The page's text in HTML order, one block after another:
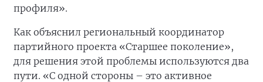
профиля».
Как объяснил региональный координатор
партийного проекта «Старшее поколение»,
для решения этой проблемы используются два
пути. «С одной стороны – это активное